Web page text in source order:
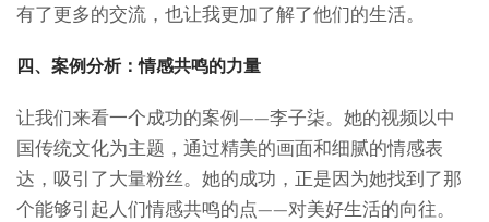
有了更多的交流，也让我更加了解了他们的生活。
四、案例分析：情感共鸣的力量
让我们来看一个成功的案例——李子柒。她的视频以中
国传统文化为主题，通过精美的画面和细腻的情感表
达，吸引了大量粉丝。她的成功，正是因为她找到了那
个能够引起人们情感共鸣的点——对美好生活的向往。